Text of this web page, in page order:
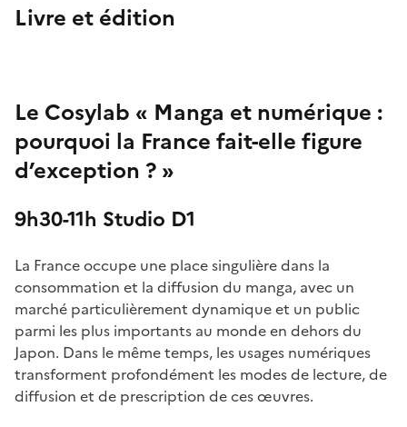
Livre et édition
Le Cosylab « Manga et numérique :
pourquoi la France fait-elle figure
d’exception ? »
9h30-11h Studio D1
La France occupe une place singulière dans la
consommation et la diffusion du manga, avec un
marché particulièrement dynamique et un public
parmi les plus importants au monde en dehors du
Japon. Dans le même temps, les usages numériques
transforment profondément les modes de lecture, de
diffusion et de prescription de ces œuvres.